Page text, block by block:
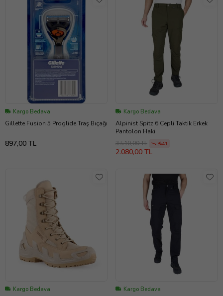
Kargo Bedava
Gillette Fusion 5 Proglide Traş Bıçağı
897,00 TL
Kargo Bedava
Alpinist Spitz 6 Cepli Taktik Erkek
Pantolon Haki
3.510,00 TL
%41
2.080,00 TL
Kargo Bedava Kargo Bedava